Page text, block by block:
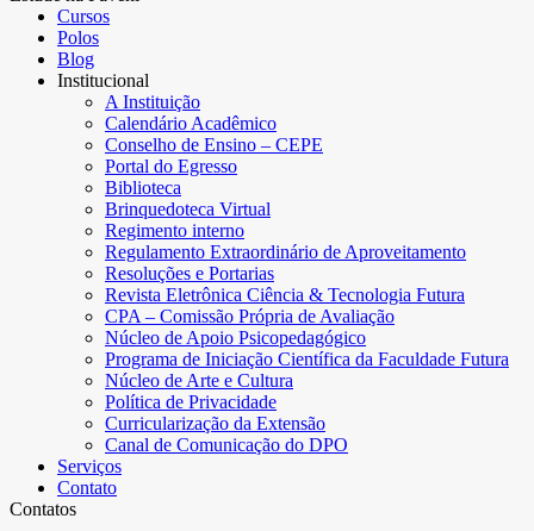
Cursos
Polos
Blog
Institucional
A Instituição
Calendário Acadêmico
Conselho de Ensino – CEPE
Portal do Egresso
Biblioteca
Brinquedoteca Virtual
Regimento interno
Regulamento Extraordinário de Aproveitamento
Resoluções e Portarias
Revista Eletrônica Ciência & Tecnologia Futura
CPA – Comissão Própria de Avaliação
Núcleo de Apoio Psicopedagógico
Programa de Iniciação Científica da Faculdade Futura
Núcleo de Arte e Cultura
Política de Privacidade
Curricularização da Extensão
Canal de Comunicação do DPO
Serviços
Contato
Contatos